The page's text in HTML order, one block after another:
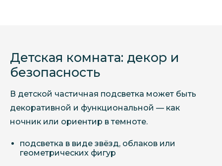
Детская комната: декор и
безопасность
В детской частичная подсветка может быть
декоративной и функциональной — как
ночник или ориентир в темноте.
подсветка в виде звёзд, облаков или
геометрических фигур